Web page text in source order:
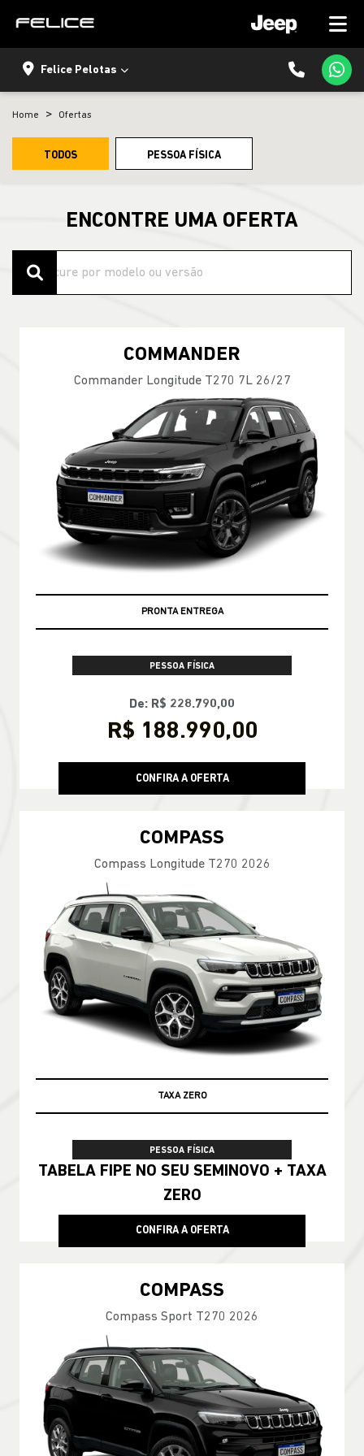
Felice Pelotas
Home Ofertas
TODOS PESSOA FÍSICA
ENCONTRE UMA OFERTA
COMMANDER
Commander Longitude T270 7L 26/27
PRONTA ENTREGA
PESSOA FÍSICA
De: R$ 228.790,00
R$ 188.990,00
CONFIRA A OFERTA
COMPASS
Compass Longitude T270 2026
100% DA TABELA FIPE NO SEU USADO
PESSOA FÍSICA
TABELA FIPE NO SEU SEMINOVO + TAXA
ZERO
CONFIRA A OFERTA
COMPASS
Compass Sport T270 2026